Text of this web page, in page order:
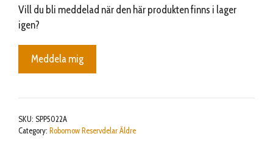
Vill du bli meddelad när den här produkten finns i lager
igen?
Meddela mig
SKU: SPP5022A
Category: Robomow Reservdelar Äldre